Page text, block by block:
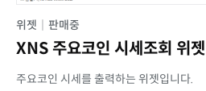
위젯 판매중
XNS 주요코인 시세조회 위젯
주요코인 시세를 출력하는 위젯입니다.